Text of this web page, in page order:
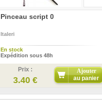
Pinceau script 0
Italeri
En stock
Expédition sous 48h
Prix :
3.40 €
Ajouter
au panier